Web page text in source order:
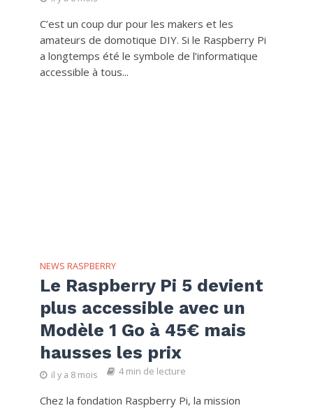
C’est un coup dur pour les makers et les
amateurs de domotique DIY. Si le Raspberry Pi
a longtemps été le symbole de l’informatique
accessible à tous...
NEWS RASPBERRY
Le Raspberry Pi 5 devient
plus accessible avec un
Modèle 1 Go à 45€ mais
hausses les prix
il y a 8 mois 4 min de lecture
Chez la fondation Raspberry Pi, la mission